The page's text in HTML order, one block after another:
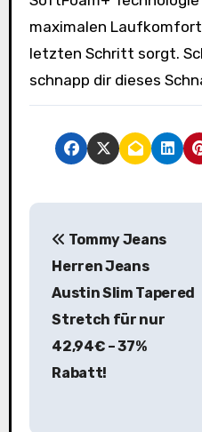
maximalen
letzten Schritt sorgt.
schnapp dir dieses
B
Tommy Jeans
Herren Jeans
Austin Slim Tapered
Stretch für nur
42,94€ – 37%
Rabatt!